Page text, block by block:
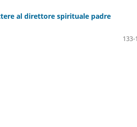
al direttore spirituale padre
133-